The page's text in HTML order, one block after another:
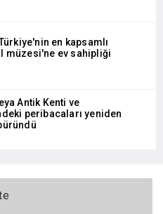
en kapsamlı
müzesi'ne ev sahipliği
Antik Kenti ve
peribacaları yeniden